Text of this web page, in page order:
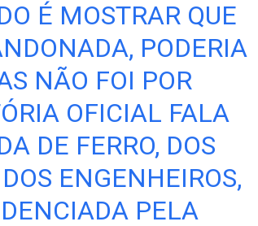
É MOSTRAR QUE
PODERIA
NÃO FOI POR
OFICIAL FALA
DE FERRO, DOS
ENGENHEIROS,
PELA